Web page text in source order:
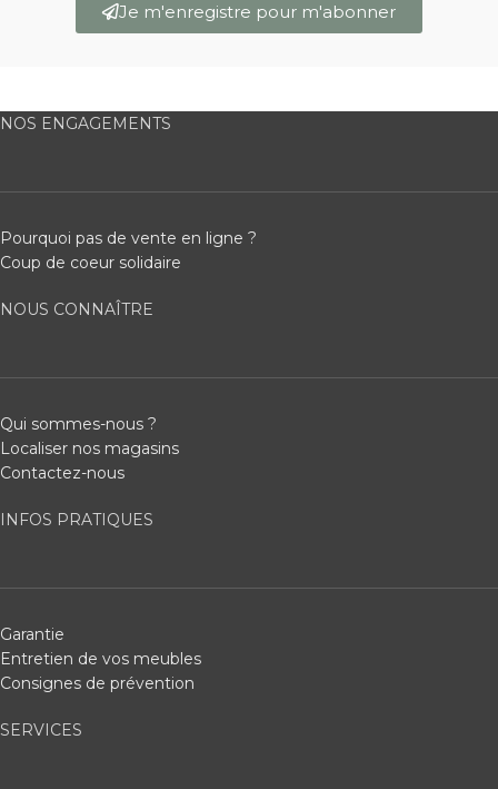
Je m'enregistre pour m'abonner
NOS ENGAGEMENTS
Pourquoi pas de vente en ligne ?
Coup de coeur solidaire
NOUS CONNAÎTRE
Qui sommes-nous ?
Localiser nos magasins
Contactez-nous
INFOS PRATIQUES
Garantie
Entretien de vos meubles
Consignes de prévention
SERVICES